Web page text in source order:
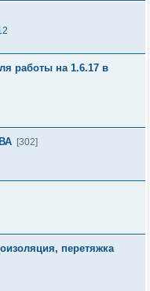
работы на 1.6.17 в
[302]
перетяжка